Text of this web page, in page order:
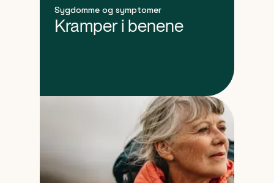
Sygdomme og symptomer
Kramper i benene